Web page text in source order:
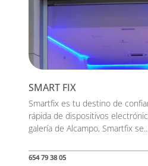
SMART FIX
Smartfix es tu destino de
rápida de dispositivos
galería de Alcampo, Smartfix se...
654 79 38 05